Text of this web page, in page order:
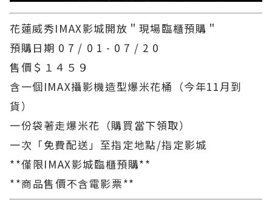
花蓮威秀IMAX影城開放＂現場臨櫃預購＂
預購日期 0 7 / 0 1 - 0 7 / 2 0
售價＄１４５９
含一個IMAX攝影機造型爆米花桶（今年11月到
貨）
一份袋著走爆米花（購買當下領取）
一次「免費配送」至指定地點/指定影城
**僅限IMAX影城臨櫃預購**
**商品售價不含電影票**